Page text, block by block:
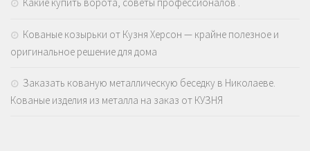
Кованые козырьки от Кузня Херсон — крайне полезное и
оригинальное решение для дома
Заказать кованую металлическую беседку в Николаеве.
Кованые изделия из металла на заказ от КУЗНЯ